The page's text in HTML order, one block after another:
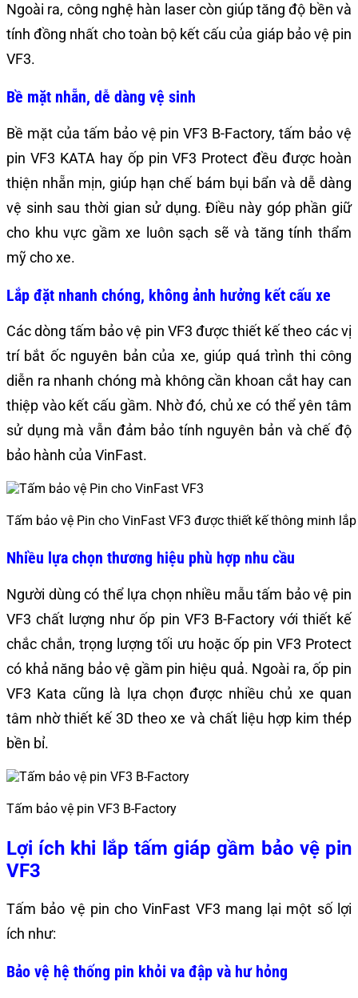
Ngoài ra, công nghệ hàn laser còn giúp tăng độ bền và
tính đồng nhất cho toàn bộ kết cấu của giáp bảo vệ pin
VF3.
Bề mặt nhẵn, dễ dàng vệ sinh
Bề mặt của tấm bảo vệ pin VF3 B-Factory, tấm bảo vệ
pin VF3 KATA hay ốp pin VF3 Protect đều được hoàn
thiện nhẵn mịn, giúp hạn chế bám bụi bẩn và dễ dàng
vệ sinh sau thời gian sử dụng. Điều này góp phần giữ
cho khu vực gầm xe luôn sạch sẽ và tăng tính thẩm
mỹ cho xe.
Lắp đặt nhanh chóng, không ảnh hưởng kết cấu xe
Các dòng tấm bảo vệ pin VF3 được thiết kế theo các vị
trí bắt ốc nguyên bản của xe, giúp quá trình thi công
diễn ra nhanh chóng mà không cần khoan cắt hay can
thiệp vào kết cấu gầm. Nhờ đó, chủ xe có thể yên tâm
sử dụng mà vẫn đảm bảo tính nguyên bản và chế độ
bảo hành của VinFast.
Tấm bảo vệ Pin cho VinFast VF3 được thiết kế thông minh
Nhiều lựa chọn thương hiệu phù hợp nhu cầu
Người dùng có thể lựa chọn nhiều mẫu tấm bảo vệ pin
VF3 chất lượng như ốp pin VF3 B-Factory với thiết kế
chắc chắn, trọng lượng tối ưu hoặc ốp pin VF3 Protect
có khả năng bảo vệ gầm pin hiệu quả. Ngoài ra, ốp pin
VF3 Kata cũng là lựa chọn được nhiều chủ xe quan
tâm nhờ thiết kế 3D theo xe và chất liệu hợp kim thép
bền bỉ.
Tấm bảo vệ pin VF3 B-Factory
Lợi ích khi lắp tấm giáp gầm bảo vệ pin
VF3
Tấm bảo vệ pin cho VinFast VF3 mang lại một số lợi
ích như:
Bảo vệ hệ thống pin khỏi va đập và hư hỏng